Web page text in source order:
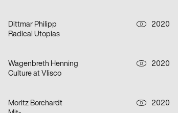
Dittmar Philipp D
2020
Radical Utopias
Wagenbreth Henning D
2020
Culture at Vlisco
Moritz Borchardt D
2020